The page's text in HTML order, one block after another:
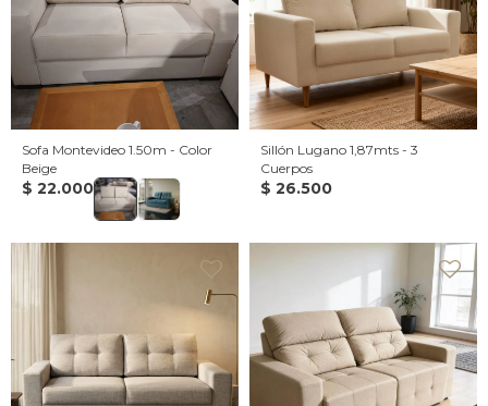
Sofa Montevideo 1.50m - Color
Beige
$ 22.000
Sillón Lugano 1,87mts - 3
Cuerpos
$ 26.500